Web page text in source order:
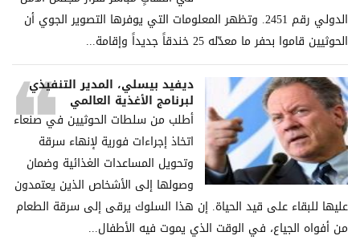
الدولي رقم 2451. وتظهر المعلومات التي يوفرها التصوير الجوي أن
الحوثيين قاموا بحفر ما معدّله 25 خندقاً جديداً وإقامة...
ديفيد بيسلي، المدير التنفيذي
لبرنامج الأغذية العالمي
أطلب من سلطات الحوثيين في صنعاء
اتخاذ إجراءات فورية لإنهاء سرقة
وتحويل المساعدات الغذائية وضمان
وصولها إلى الأشخاص الذين يعتمدون
عليها للبقاء على قيد الحياة. إن هذا السلوك يرقى إلى سرقة الطعام
من أفواه الجياع، في الوقت الذي يموت فيه الأطفال...